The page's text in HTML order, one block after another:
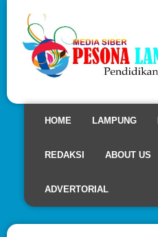
HOME LAMPUNG
REDAKSI ABOUT US
ADVERTORIAL